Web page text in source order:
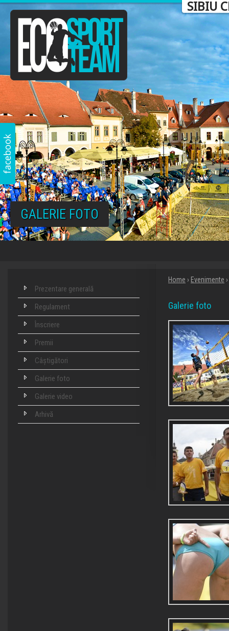
SIBIU
GALERIE FOTO
Prezentare generală
Regulament
Înscriere
Premii
Câștigători
Galerie foto
Galerie video
Arhivă
Home › Evenimente ›
Galerie foto